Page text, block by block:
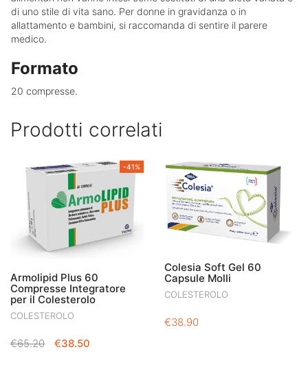
di uno stile di vita sano. Per donne in gravidanza o in
allattamento e bambini, si raccomanda di sentire il parere
medico.
Formato
20 compresse.
Prodotti correlati
-41%
Armolipid Plus 60
Compresse Integratore
per il Colesterolo
COLESTEROLO
€65.20
IL
€38.50
Colesia Soft Gel 60
Capsule Molli
COLESTEROLO
€38.90